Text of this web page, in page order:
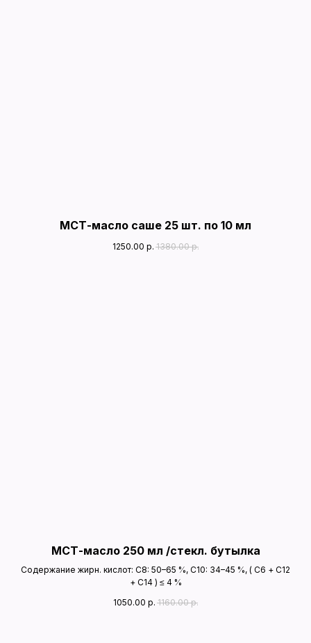
МСТ-масло саше 25 шт. по 10 мл
1250.00 р. 1380.00 р.
МСТ-масло 250 мл /стекл. бутылка
Содержание жирн. кислот: С8: 50–65 %, С10: 34–45 %, ( C6 + С12
+ C14 ) ≤ 4 %
1050.00 р. 1160.00 р.